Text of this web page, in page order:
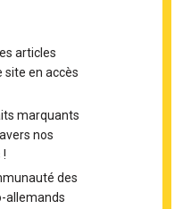
articles
site en accès
marquants
nos
des
allemands